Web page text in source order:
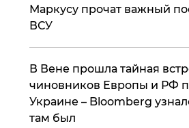
Маркусу прочат важный
ВСУ
В Вене прошла тайная
чиновников Европы и РФ
Украине – Bloomberg
там был